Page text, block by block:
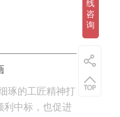
长的公路沉管
琢的工匠精神打
利中标，也促进
线
咨
询